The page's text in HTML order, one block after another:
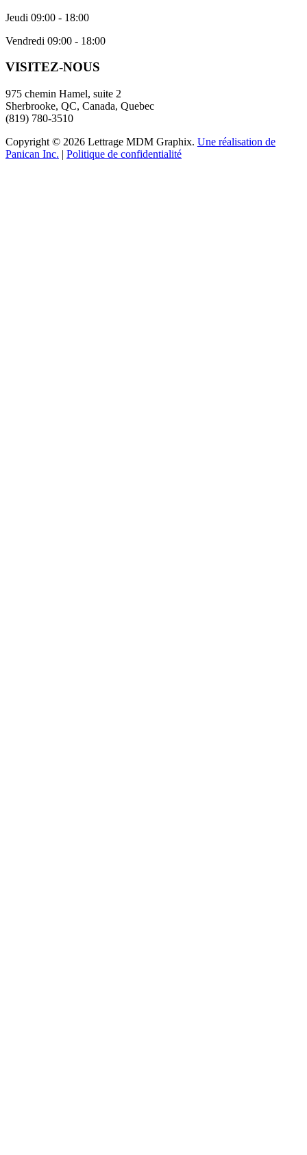
Jeudi 09:00 - 18:00
Vendredi 09:00 - 18:00
VISITEZ-NOUS
975 chemin Hamel, suite 2
Sherbrooke, QC, Canada, Quebec
(819) 780-3510
Copyright © 2026 Lettrage MDM Graphix. Une réalisation de
Panican Inc. | Politique de confidentialité